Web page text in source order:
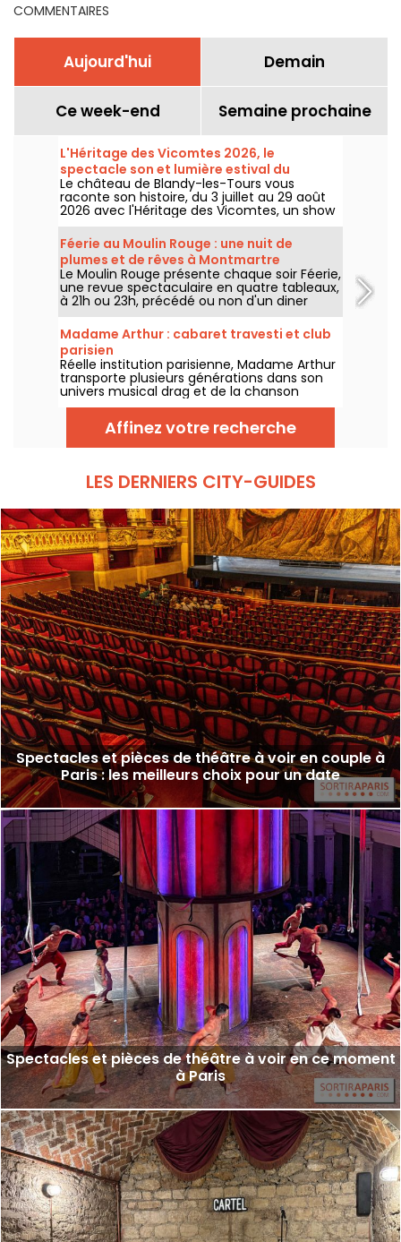
COMMENTAIRES
Aujourd'hui Demain
Ce week-end Semaine prochaine
L'Héritage des Vicomtes 2026, le
spectacle son et lumière estival du
château de Blandy-les-Tours
Le château de Blandy-les-Tours vous
raconte son histoire, du 3 juillet au 29 août
2026 avec l'Héritage des Vicomtes, un show
son et lumière pour traverser les siècles et
découvrir ce château médiéval. Nous
sommes allés à sa découverte, voici en
partie ce qui vous attend.
Féerie au Moulin Rouge : une nuit de
plumes et de rêves à Montmartre
Le Moulin Rouge présente chaque soir Féerie,
une revue spectaculaire en quatre tableaux,
à 21h ou 23h, précédé ou non d'un diner
imaginé par leur chef.
Madame Arthur : cabaret travesti et club
parisien
Réelle institution parisienne, Madame Arthur
transporte plusieurs générations dans son
univers musical drag et de la chanson
française !
Affinez votre recherche
LES DERNIERS CITY-GUIDES
Spectacles et pièces de théâtre à voir en couple à
Paris : les meilleurs choix pour un date
Spectacles et pièces de théâtre à voir en ce moment
à Paris